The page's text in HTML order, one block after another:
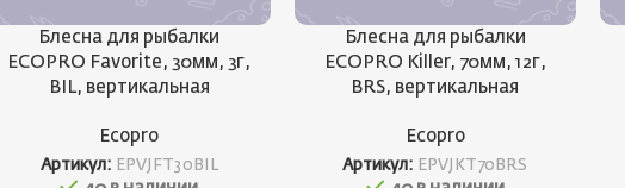
Блесна для рыбалки
ECOPRO Favorite, 30мм, 3г,
BIL, вертикальная
Ecopro
Артикул: EPVJFT30BIL
Блесна для рыбалки
ECOPRO Killer, 70мм, 12г,
BRS, вертикальная
Ecopro
Артикул: EPVJKT70BRS